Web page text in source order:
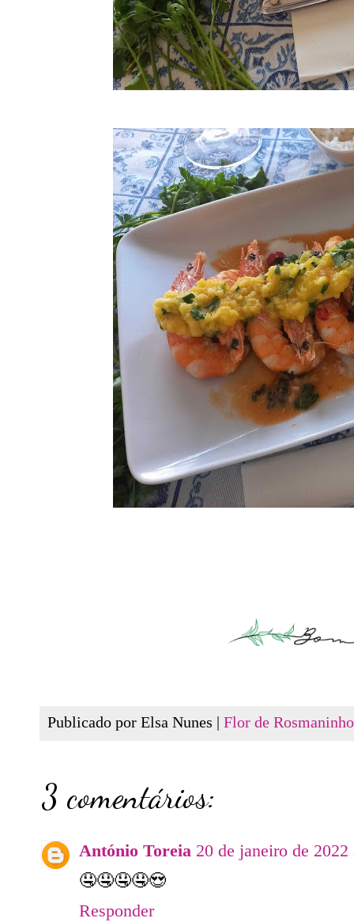
Publicado por Elsa Nunes | Flor de
3 comentários:
António Toreia 20 de janeiro de 2022
🤤🤤🤤🤤😍
Responder